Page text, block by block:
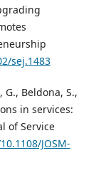
sej.1483
G., Beldona, S.,
in services:
of Service
JOSM-